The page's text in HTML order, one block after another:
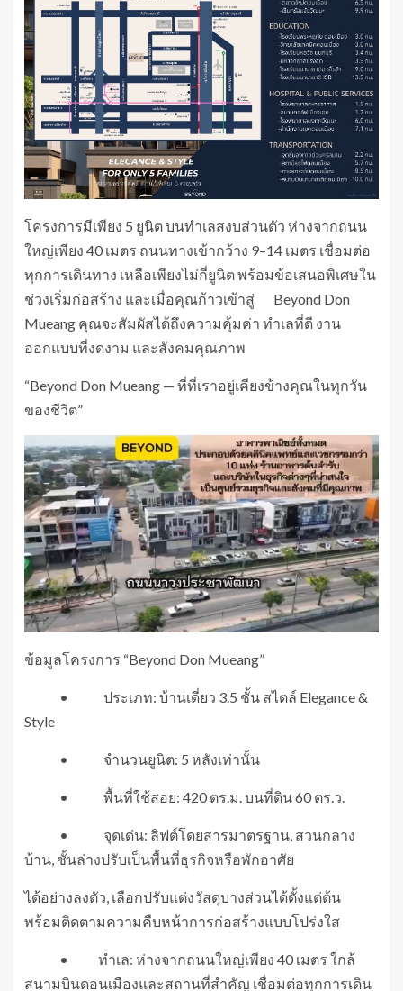
โครงการมีเพียง 5 ยูนิต บนทำเลสงบส่วนตัว ห่างจากถนน
ใหญ่เพียง 40 เมตร ถนนทางเข้ากว้าง 9–14 เมตร เชื่อมต่อ
ทุกการเดินทาง เหลือเพียงไม่กี่ยูนิต พร้อมข้อเสนอพิเศษใน
ช่วงเริ่มก่อสร้าง และเมื่อคุณก้าวเข้าสู่ Beyond Don
Mueang คุณจะสัมผัสได้ถึงความคุ้มค่า ทำเลที่ดี งาน
ออกแบบที่งดงาม และสังคมคุณภาพ
“Beyond Don Mueang — ที่ที่เราอยู่เคียงข้างคุณในทุกวัน
ของชีวิต”
ข้อมูลโครงการ “Beyond Don Mueang”
• ประเภท: บ้านเดี่ยว 3.5 ชั้น สไตล์ Elegance &
Style
• จำนวนยูนิต: 5 หลังเท่านั้น
• พื้นที่ใช้สอย: 420 ตร.ม. บนที่ดิน 60 ตร.ว.
• จุดเด่น: ลิฟต์โดยสารมาตรฐาน, สวนกลาง
บ้าน, ชั้นล่างปรับเป็นพื้นที่ธุรกิจหรือพักอาศัย
ได้อย่างลงตัว, เลือกปรับแต่งวัสดุบางส่วนได้ตั้งแต่ต้น
พร้อมติดตามความคืบหน้าการก่อสร้างแบบโปร่งใส
• ทำเล: ห่างจากถนนใหญ่เพียง 40 เมตร ใกล้
สนามบินดอนเมืองและสถานที่สำคัญ เชื่อมต่อทุกการเดิน